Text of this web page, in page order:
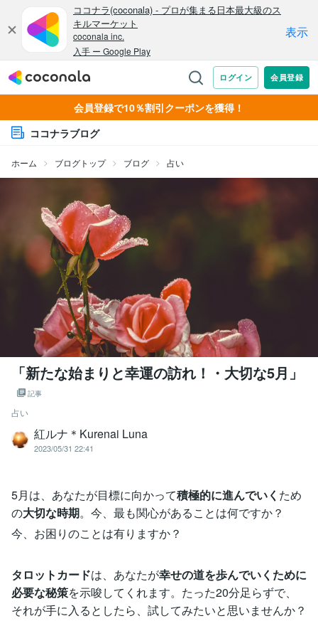
会員登録で10％割引クーポンを獲得！
ココナラブログ
ホーム ブログトップ ブログ 占い
「新たな始まりと幸運の訪れ！・大切な5月」
記事
占い
紅ルナ＊Kurenai Luna
2023/05/31 22:41
5月は、あなたが目標に向かって積極的に進んでいく ため
の大切な時期。今、最も関心があることは何ですか？
今、お困りのことは有りますか？
タロットカードは、あなたが幸せの道を歩んでいくために
必要な秘策を示唆してくれます。たった20分足らずで、
それが手に入るとしたら、試してみたいと思いませんか？